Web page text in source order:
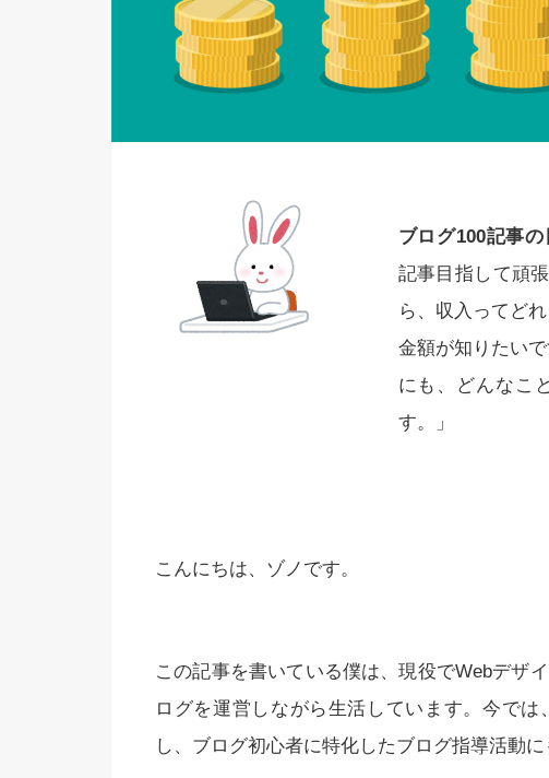
ブログ100記事
記事目指して頑
ら、収入ってど
金額が知りたい
にも、どんなこ
す。」
こんにちは、ゾノです。
この記事を書いている僕は、現役でWebデザ
ログを運営しながら生活しています。今では、
し、ブログ初心者に特化したブログ指導活動に